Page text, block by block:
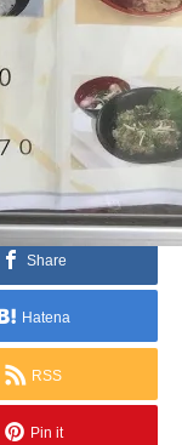
アルオープン
ープン
Share
Hatena
RSS
Pin it